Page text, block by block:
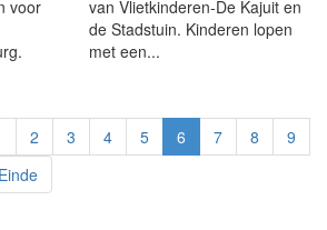
voor
van Vlietkinderen-De Kajuit en
de Stadstuin. Kinderen lopen
met een...
2 3 4 5 6 7 8
9
Einde